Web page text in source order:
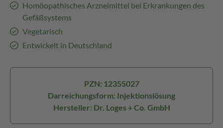
Homöopathisches Arzneimittel bei Erkrankungen des
Gefäßsystems
Vegetarisch
Entwickelt in Deutschland
PZN: 12355027
Darreichungsform: Injektionslösung
Hersteller: Dr. Loges + Co. GmbH